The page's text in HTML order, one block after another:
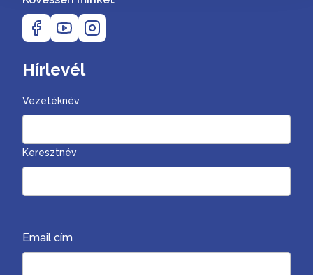
Hírlevél
Vezetéknév
Keresztnév
Email cím